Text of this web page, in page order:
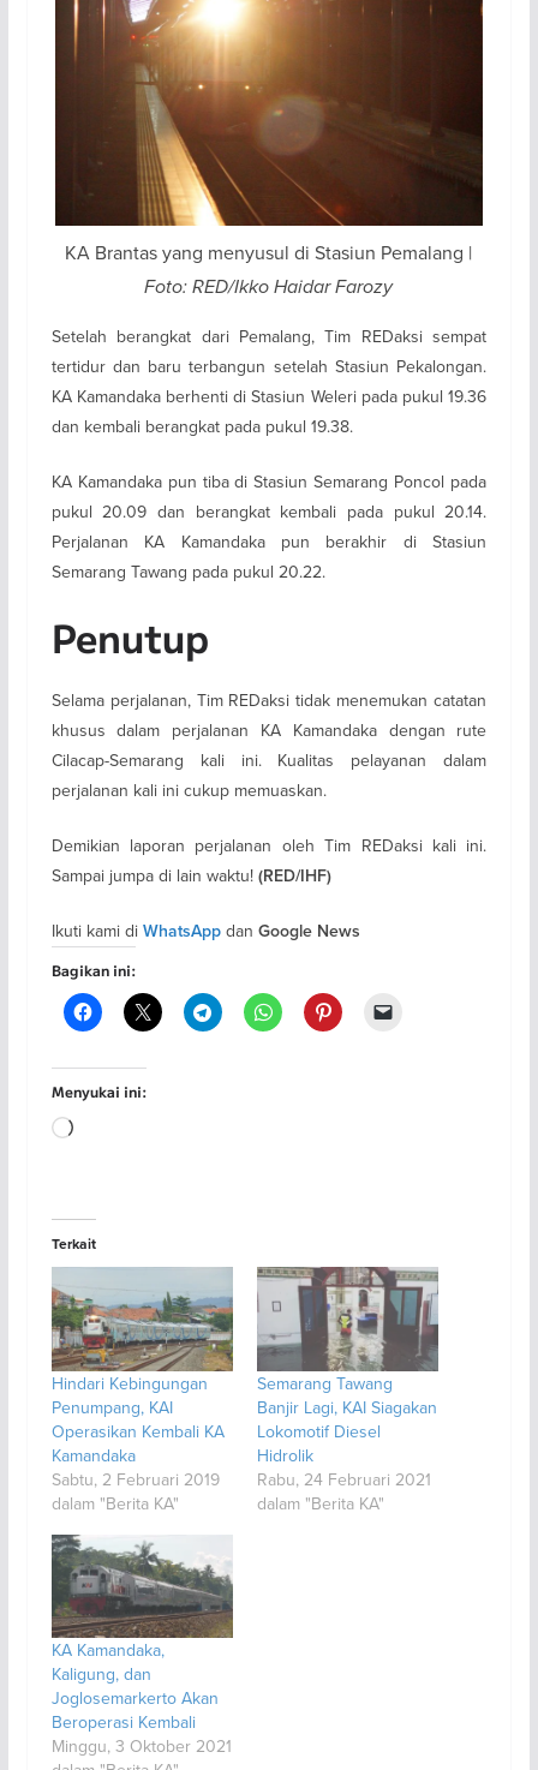
KA Brantas yang menyusul di Stasiun Pemalang |
Foto: RED/Ikko Haidar Farozy
Setelah berangkat dari Pemalang, Tim REDaksi sempat
tertidur dan baru terbangun setelah Stasiun Pekalongan.
KA Kamandaka berhenti di Stasiun Weleri pada pukul 19.36
dan kembali berangkat pada pukul 19.38.
KA Kamandaka pun tiba di Stasiun Semarang Poncol pada
pukul 20.09 dan berangkat kembali pada pukul 20.14.
Perjalanan KA Kamandaka pun berakhir di Stasiun
Semarang Tawang pada pukul 20.22.
Penutup
Selama perjalanan, Tim REDaksi tidak menemukan catatan
khusus dalam perjalanan KA Kamandaka dengan rute
Cilacap-Semarang kali ini. Kualitas pelayanan dalam
perjalanan kali ini cukup memuaskan.
Demikian laporan perjalanan oleh Tim REDaksi kali ini.
Sampai jumpa di lain waktu! (RED/IHF)
Ikuti kami di WhatsAppdan Google News
Bagikan ini:
Menyukai ini:
Memuat...
Terkait
Hindari Kebingungan
Penumpang, KAI
Operasikan Kembali KA
Kamandaka
Sabtu, 2 Februari 2019
dalam "Berita KA"
Semarang Tawang
Banjir Lagi, KAI Siagakan
Lokomotif Diesel
Hidrolik
Rabu, 24 Februari 2021
dalam "Berita KA"
KA Kamandaka,
Kaligung, dan
Joglosemarkerto Akan
Beroperasi Kembali
Minggu, 3 Oktober 2021